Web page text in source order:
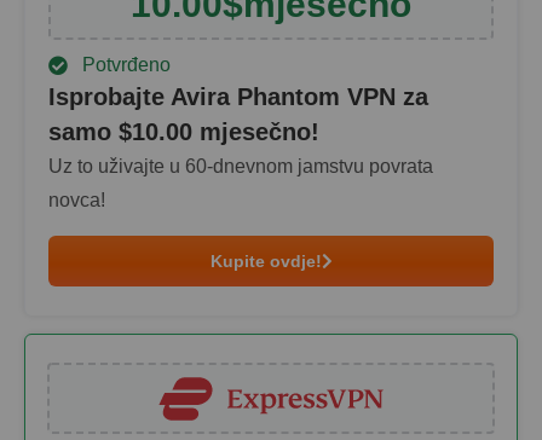
Potvrđeno
Isprobajte Avira Phantom VPN za
samo $10.00 mjesečno!
Uz to uživajte u 60-dnevnom jamstvu povrata
novca!
Kupite ovdje!